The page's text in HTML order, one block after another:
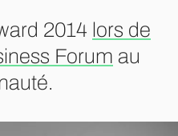
2014 lors de
Forum au